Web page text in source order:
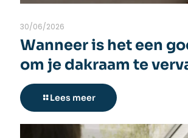
30/06/2026
Wanneer is het een
om je dakraam te
Lees meer